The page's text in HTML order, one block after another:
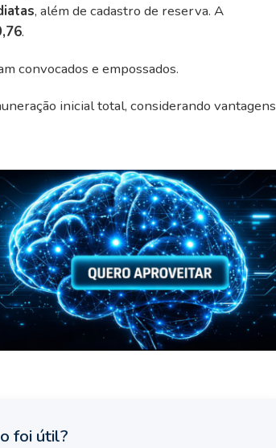
, além de cadastro de reserva. A
.
convocados e empossados.
inicial total, considerando vantagens
foi útil?